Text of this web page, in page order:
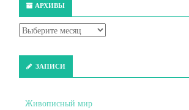
АРХИВЫ
ЗАПИСИ
Живописный мир